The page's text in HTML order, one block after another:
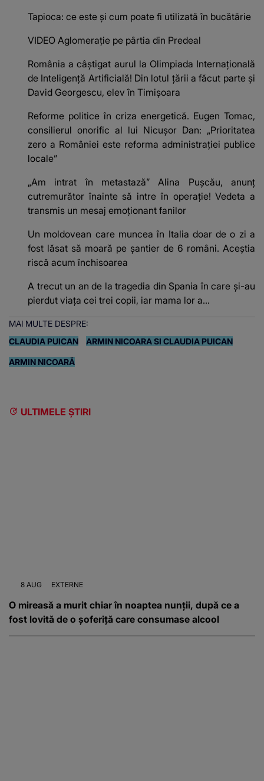
Tapioca: ce este și cum poate fi utilizată în bucătărie
VIDEO Aglomerație pe pârtia din Predeal
România a câștigat aurul la Olimpiada Internațională
de Inteligență Artificială! Din lotul țării a făcut parte și
David Georgescu, elev în Timișoara
Reforme politice în criza energetică. Eugen Tomac,
consilierul onorific al lui Nicușor Dan: „Prioritatea
zero a României este reforma administrației publice
locale”
„Am intrat în metastază” Alina Pușcău, anunț
cutremurător înainte să intre în operație! Vedeta a
transmis un mesaj emoționant fanilor
Un moldovean care muncea în Italia doar de o zi a
fost lăsat să moară pe şantier de 6 români. Aceștia
riscă acum închisoarea
A trecut un an de la tragedia din Spania în care și-au
pierdut viața cei trei copii, iar mama lor a…
MAI MULTE DESPRE:
CLAUDIA PUICAN
ARMIN NICOARA SI CLAUDIA PUICAN
ARMIN NICOARĂ
ULTIMELE ȘTIRI
8 AUG EXTERNE
O mireasă a murit chiar în noaptea nunții, după ce a
fost lovită de o șoferiță care consumase alcool